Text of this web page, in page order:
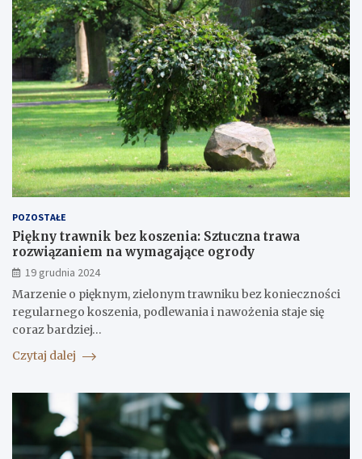
POZOSTAŁE
Piękny trawnik bez koszenia: Sztuczna trawa
rozwiązaniem na wymagające ogrody
19 grudnia 2024
Marzenie o pięknym, zielonym trawniku bez konieczności
regularnego koszenia, podlewania i nawożenia staje się
coraz bardziej…
Czytaj dalej